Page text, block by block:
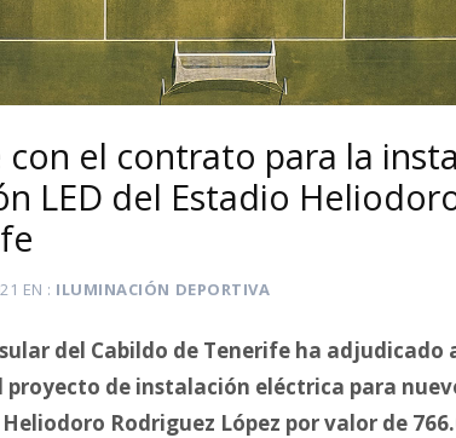
con el contrato para la
LED del Estadio
EN ILUMINACIÓN DEPORTIVA
del Cabildo de Tenerife ha adjudicado
de instalación eléctrica para
Rodriguez López por valor de